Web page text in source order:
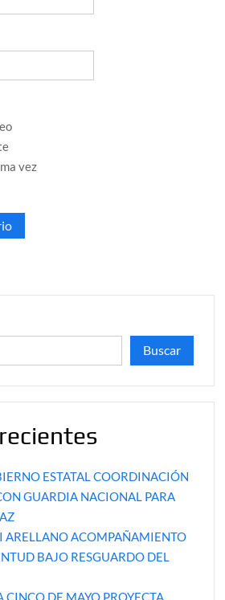
vez
Buscar
ESTATAL COORDINACIÓN
GUARDIA NACIONAL PARA
ARELLANO ACOMPAÑAMIENTO
BAJO RESGUARDO DEL
CINCO DE MAYO PROYECTA